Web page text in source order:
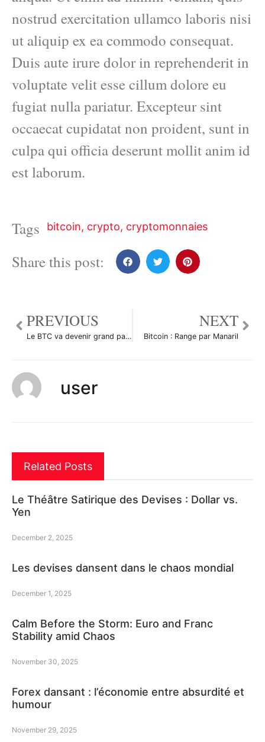
nostrud exercitation ullamco laboris nisi
ut aliquip ex ea commodo consequat.
Duis aute irure dolor in reprehenderit in
voluptate velit esse cillum dolore eu
fugiat nulla pariatur. Excepteur sint
occaecat cupidatat non proident, sunt in
culpa qui officia deserunt mollit anim id
est laborum.
Tags bitcoin, crypto, cryptomonnaies
Share this post:
PREVIOUS
Le BTC va devenir grand par JorentoFR
NEXT
Bitcoin : Range par Manaril
user
Related Posts
Le Théâtre Satirique des Devises : Dollar vs.
Yen
December 2, 2025
Les devises dansent dans le chaos mondial
December 1, 2025
Calm Before the Storm: Euro and Franc
Stability amid Chaos
November 30, 2025
Forex dansant : l’économie entre absurdité et
humour
November 29, 2025